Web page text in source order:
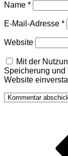
Name *
E-Mail-Adresse *
Website
Mit der
Speicherung
Website